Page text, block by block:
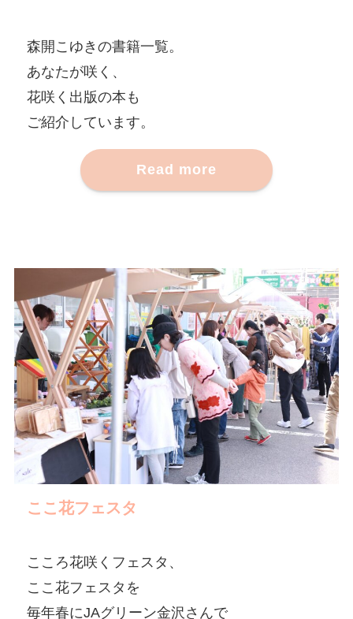
森開こゆきの書籍一覧。
あなたが咲く、
花咲く出版の本も
ご紹介しています。
Read more
ここ花フェスタ
こころ花咲くフェスタ、
ここ花フェスタを
毎年春にJAグリーン金沢さんで